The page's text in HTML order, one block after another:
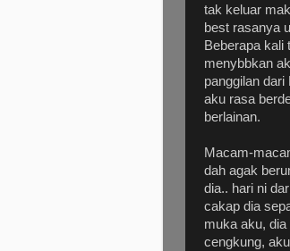
tak keluar
best rasanya
Beberapa kali
menybbkan
panggilan
aku rasa
berlainan.
Macam-
dah agak
dia.. hari ni
cakap dia
muka aku,
cengkung,